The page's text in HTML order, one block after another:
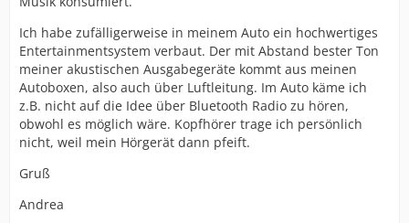
Ich habe zufälligerweise in meinem Auto ein hochwertiges
Entertainmentsystem verbaut. Der mit Abstand bester Ton
meiner akustischen Ausgabegeräte kommt aus meinen
Autoboxen, also auch über Luftleitung. Im Auto käme ich
z.B. nicht auf die Idee über Bluetooth Radio zu hören,
obwohl es möglich wäre. Kopfhörer trage ich persönlich
nicht, weil mein Hörgerät dann pfeift.
Gruß
Andrea